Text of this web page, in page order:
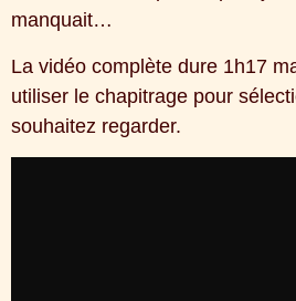
manquait…
La vidéo complète dure 1h17
utiliser le chapitrage pour
souhaitez regarder.